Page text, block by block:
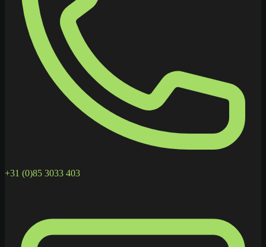
+31 (0)85 3033 403